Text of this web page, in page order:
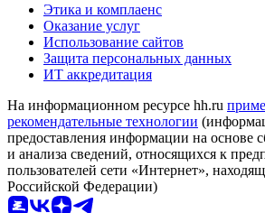
Этика и комплаенс
Оказание услуг
Использование сайтов
Защита персональных данных
ИТ аккредитация
На информационном ресурсе hh.ru
рекомендательные технологии
предоставления информации на основе
и анализа сведений, относящихся к
пользователей сети «Интернет»,
Российской Федерации)